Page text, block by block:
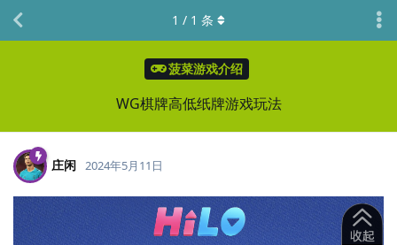
菠菜游戏介绍
WG棋牌高低纸牌游戏玩法
1 / 1 条
庄闲 2024年5月11日